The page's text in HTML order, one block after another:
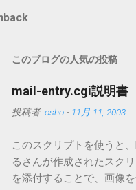
このブログの人気の投稿
mail-entry.cgi説明書
投稿者: osho - 11月 11, 2003
このスクリプトを使うと
るさんが作成されたスク
を添付することで、画像